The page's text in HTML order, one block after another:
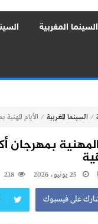
السينما المغربية
⁄ السينما المغربية ⁄ الأيام
المهنية بمهرجان
25 يونيو، 2026 218
على فيسبوك